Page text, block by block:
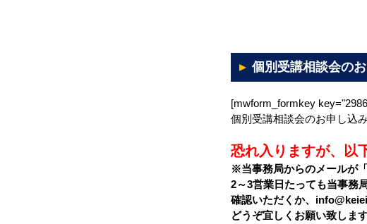
個別受講相談会の
[mwform_formkey
個別受講相談会のお申し込
恐れ入りますが、以
※当事務局からのメールが
2～3営業日たっても当事務
確認いただくか、
どうぞ宜しくお願い致します